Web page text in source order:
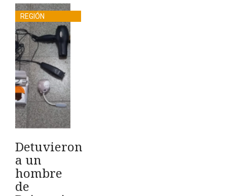
Detuvieron
a un
hombre
de
REGIÓN